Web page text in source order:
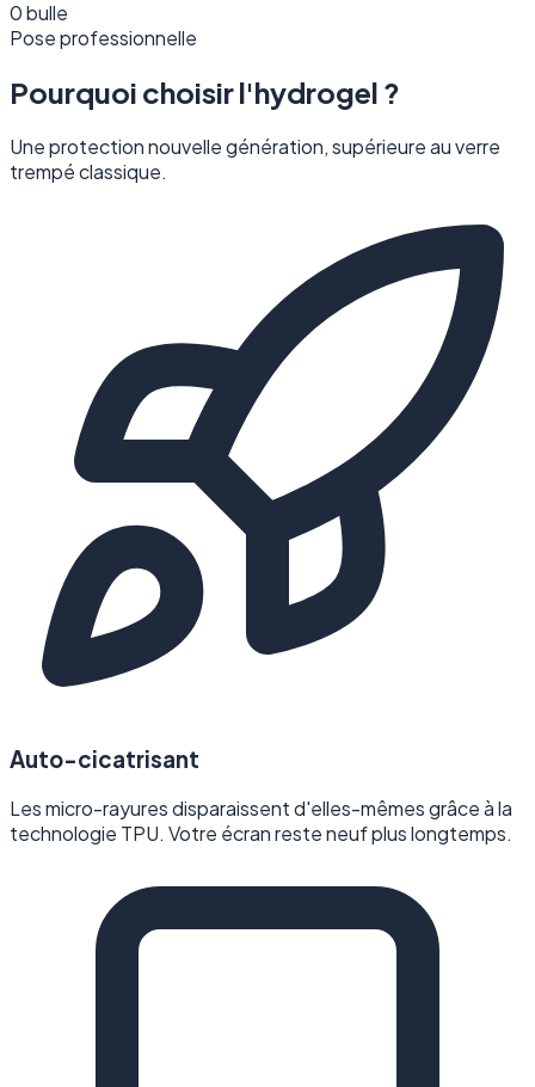
0 bulle
Pose professionnelle
Pourquoi choisir l'hydrogel ?
Une protection nouvelle génération, supérieure au verre
trempé classique.
Auto-cicatrisant
Les micro-rayures disparaissent d'elles-mêmes grâce à la
technologie TPU. Votre écran reste neuf plus longtemps.